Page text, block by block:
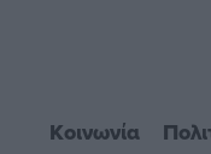
Κοινωνία